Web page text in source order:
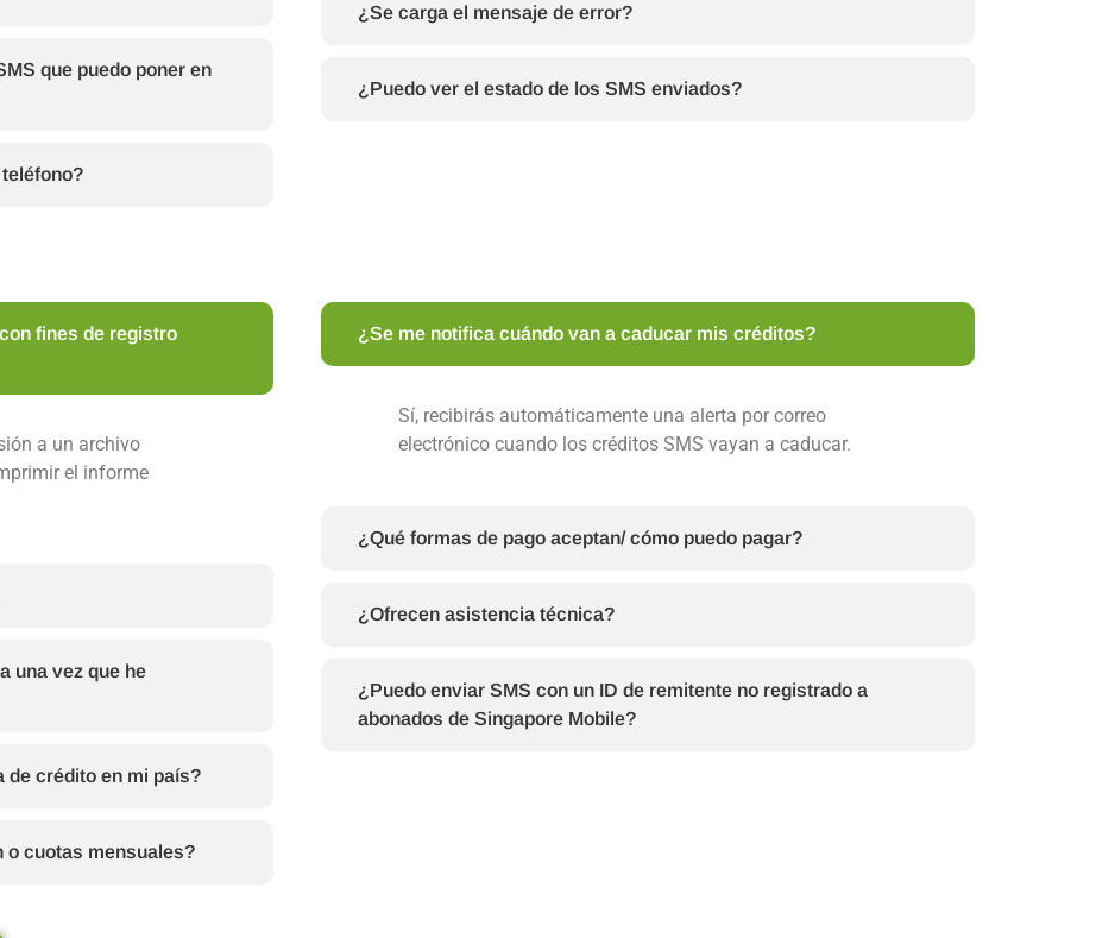
que puedo poner en
¿Se carga el mensaje de error?
¿Puedo ver el estado de los SMS enviados?
fines de registro
a un archivo
el informe
una vez que he
de crédito en mi país?
o cuotas mensuales?
¿Se me notifica cuándo van a caducar mis créditos?
Sí, recibirás automáticamente una alerta por correo
electrónico cuando los créditos SMS vayan a caducar.
¿Qué formas de pago aceptan/ cómo puedo pagar?
¿Ofrecen asistencia técnica?
¿Puedo enviar SMS con un ID de remitente no registrado a
abonados de Singapore Mobile?